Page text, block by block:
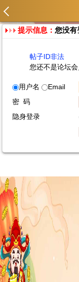
提示信息：您没有
帖子ID非法
您还不是论坛
用户名
Email
密 码
隐身登录